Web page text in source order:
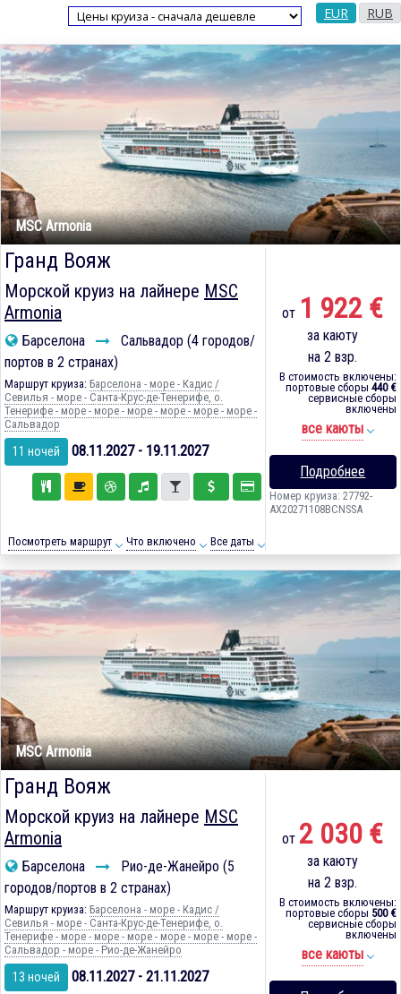
EUR RUB
MSC Armonia
Гранд Вояж
Морской круиз на лайнере MSC
Armonia
Барселона
Сальвадор (4 городов/
портов в 2 странах)
Маршрут круиза: Барселона - море - Кадиc /
Севилья - море - Санта-Крус-де-Тенерифе, о.
Тенерифе - море - море - море - море - море - море -
Сальвадор
11 ночей 08.11.2027 - 19.11.2027
Посмотреть маршрут Что включено Все даты
от 1 922 €
за каюту
на 2 взр.
В стоимость включены:
портовые сборы 440 €
сервисные сборы
включены
все каюты
Подробнее
Номер круиза: 27792-
AX20271108BCNSSA
MSC Armonia
Гранд Вояж
Морской круиз на лайнере MSC
Armonia
Барселона
Рио-де-Жанейро (5
городов/портов в 2 странах)
Маршрут круиза: Барселона - море - Кадиc /
Севилья - море - Санта-Крус-де-Тенерифе, о.
Тенерифе - море - море - море - море - море - море -
Сальвадор - море - Рио-де-Жанейро
13 ночей 08.11.2027 - 21.11.2027
от 2 030 €
за каюту
на 2 взр.
В стоимость включены:
портовые сборы 500 €
сервисные сборы
включены
все каюты